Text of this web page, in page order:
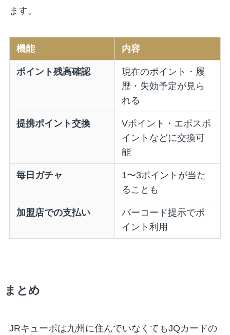
ます。
機能 内容
ポイント残高確認
現在のポイント・履
歴・失効予定が見ら
れる
提携ポイント交換
Vポイント・エポスポ
イントなどに交換可
能
毎日ガチャ
1〜3ポイントが当た
ることも
加盟店での支払い
バーコード提示でポ
イント利用
まとめ
JRキューポは九州に住んでいなくてもJQカードの